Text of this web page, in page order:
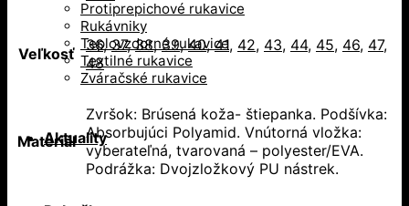
Protiprepichové rukavice
Rukávniky
Teplovzdorné rukavice
Textilné rukavice
Zváračské rukavice
Aktuality
Veľkosť 36,37,38,39,40,41, 42, 43, 44, 45, 46, 47,
48
Materiál
Zvršok: Brúsená koža- štiepanka. Podšívka:
Absorbujúci Polyamid. Vnútorná vložka:
vyberateľná, tvarovaná – polyester/EVA.
Podrážka: Dvojzložkový PU nástrek.